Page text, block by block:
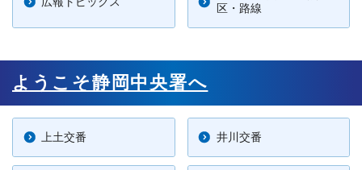
区・路線
ようこそ静岡中央署へ
上土交番 井川交番